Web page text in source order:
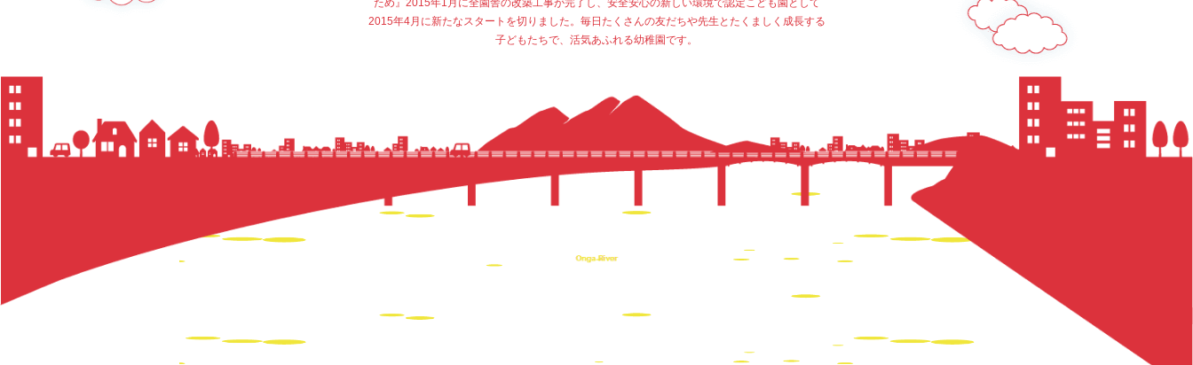
ため』2015年1月に全園舎の改築工事が完了し、安全安心の新しい環境で認定こども園として
2015年4月に新たなスタートを切りました。毎日たくさんの友だちや先生とたくましく成長する
子どもたちで、活気あふれる幼稚園です。